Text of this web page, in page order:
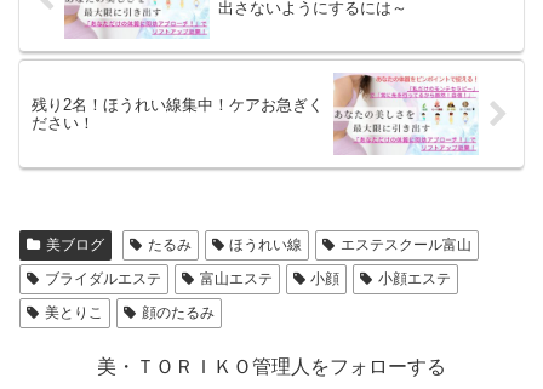
出さないようにするには～
残り2名！ほうれい線集中！ケアお急ぎく
ださい！
美ブログ たるみ ほうれい線
エステスクール富山
ブライダルエステ
富山エステ 小顔
小顔エステ
美とりこ
顔のたるみ
美・ＴＯＲＩＫＯ管理人をフォローする